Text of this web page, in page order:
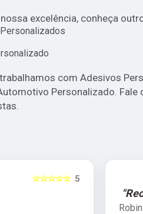
excelência, conheça
com Adesivos
Personalizado. Fale
5
☆☆☆☆☆